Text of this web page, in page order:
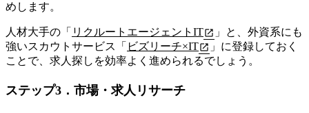
めします。
人材大手の「 リクルートエージェントIT
」と、外資系にも
強いスカウトサービス「 ビズリーチ×IT
」に登録しておく
ことで、求人探しを効率よく進められるでしょう。
ステップ3．市場・求人リサーチ